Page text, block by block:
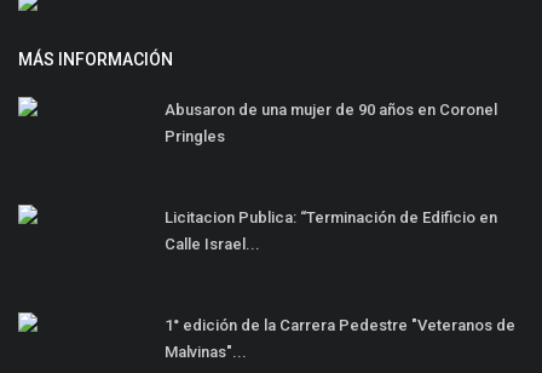
MÁS INFORMACIÓN
Abusaron de una mujer de 90 años en Coronel
Pringles
Licitacion Publica: “Terminación de Edificio en
Calle Israel...
1° edición de la Carrera Pedestre "Veteranos de
Malvinas"...